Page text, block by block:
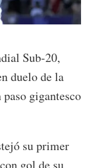
Sub-20,
duelo de la
gigantesco
su primer